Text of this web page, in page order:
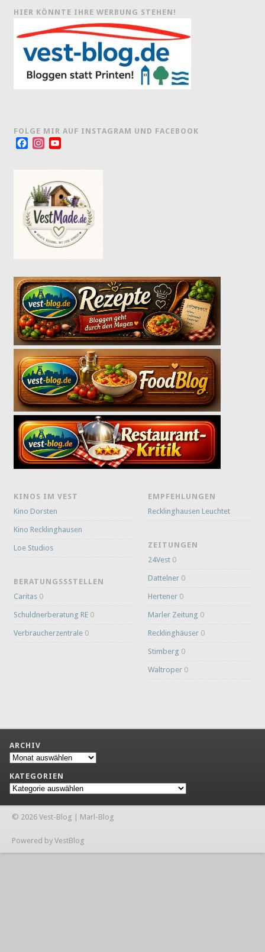
HIER KÖNNTE IHRE WERBUNG STEHEN!
FOLGE MIR AUF INSTAGRAM UND FACEBOOK
FacebookInstagram
KINOS IM VEST
Kino Dorsten
Kino Recklinghausen
Loe Studios
BERATUNGSSSTELLEN
Caritas 0
Schuldnerberatung RE 0
Verbraucherzentrale 0
EMPFEHLUNGEN
Recklinghausen Leuchtet
ZEITUNGEN
24Vest 0
Dattelner 0
Hertener 0
Marler Zeitung 0
Recklinghäuser 0
Stimberg 0
Waltroper 0
ARCHIV
Archiv
KATEGORIEN
Kategorien
© 2026 Vest-Blog | Marl-Blog
Powered by VestBlog